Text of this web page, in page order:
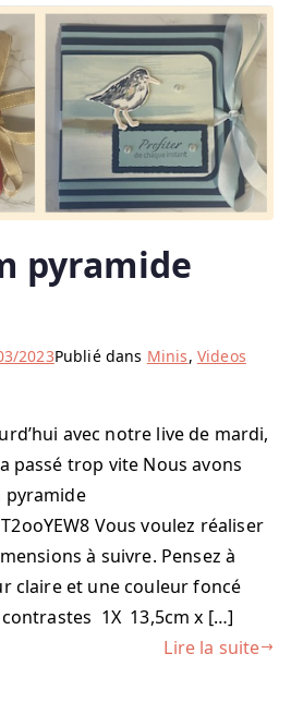
pyramide
2023Publié dans Minis, Videos
avec notre live de mardi,
passé trop vite Nous avons
pyramide
Vous voulez réaliser
à suivre. Pensez à
claire et une couleur foncé
1X 13,5cm x […]
Lire la suite